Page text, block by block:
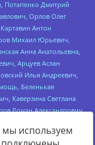
мы используем